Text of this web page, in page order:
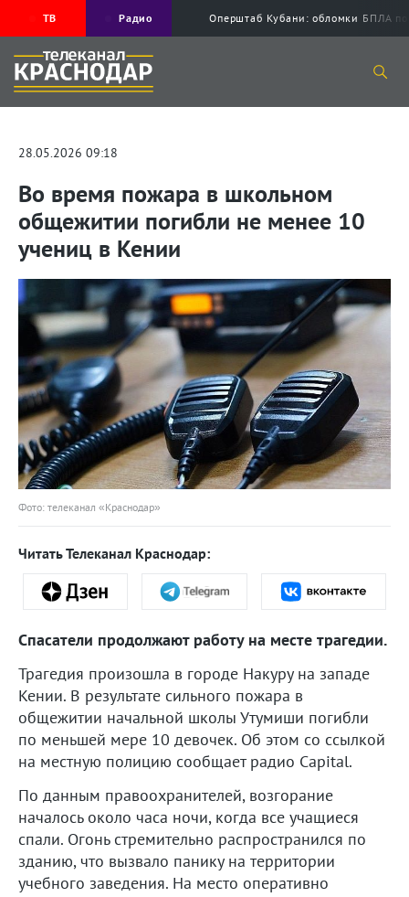
ТВ Радио Оперштаб Кубани: обломки БПЛА
28.05.2026 09:18
Во время пожара в школьном
общежитии погибли не менее 10
учениц в Кении
Фото: телеканал «Краснодар»
Читать Телеканал Краснодар:
Спасатели продолжают работу на месте трагедии.
Трагедия произошла в городе Накуру на западе
Кении. В результате сильного пожара в
общежитии начальной школы Утумиши погибли
по меньшей мере 10 девочек. Об этом со ссылкой
на местную полицию сообщает радио Capital.
По данным правоохранителей, возгорание
началось около часа ночи, когда все учащиеся
спали. Огонь стремительно распространился по
зданию, что вызвало панику на территории
учебного заведения. На место оперативно